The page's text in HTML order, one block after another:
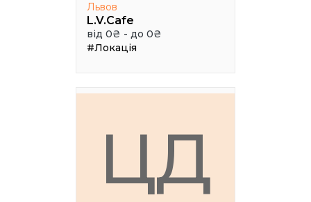
Львов
L.V.Cafe
від 0₴ - до 0₴
#Локація
ЦД